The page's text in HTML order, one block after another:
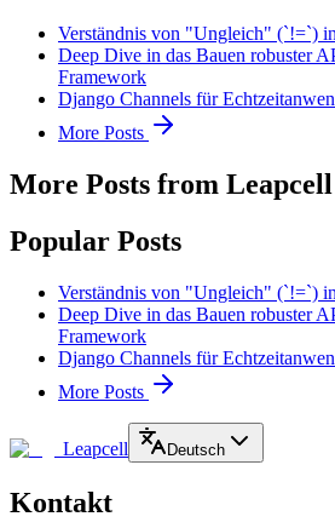
Verständnis von "Ungleich" (`!=`)
Deep Dive in das Bauen robuster
Framework
Django Channels für
More Posts
More Posts from Leapcell
Popular Posts
Verständnis von "Ungleich" (`!=`)
Deep Dive in das Bauen robuster
Framework
Django Channels für
More Posts
Leapcell Deutsch
Kontakt